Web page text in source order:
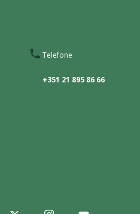
Telefone
+351 21 895 86 66